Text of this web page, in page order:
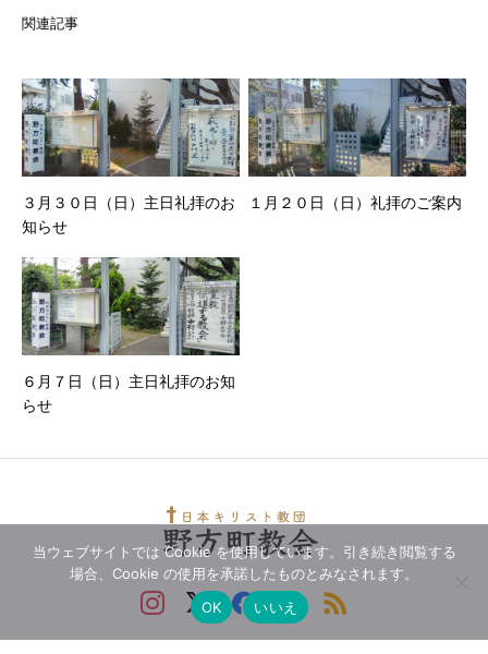
関連記事
３月３０日（日）主日礼拝のお
知らせ
１月２０日（日）礼拝のご案内
６月７日（日）主日礼拝のお知
らせ
当ウェブサイトでは Cookie を使用しています。引き続き閲覧する
場合、Cookie の使用を承諾したものとみなされます。
OK
いいえ